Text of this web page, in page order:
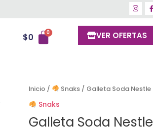
$0 VER OFERTAS
Inicio / Snaks/ Galleta Soda Nestle
Snaks
Galleta Soda Nestle
Galleta
Soda
Nestle
cantidad